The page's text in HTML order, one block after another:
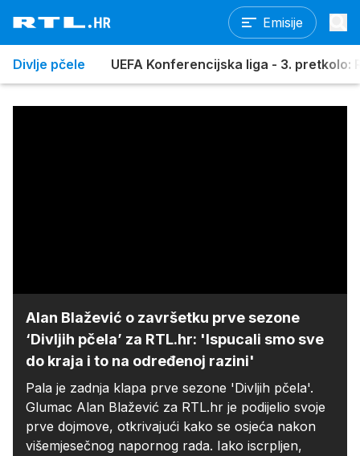
Emisije
Divlje pčele UEFA Konferencijska liga - 3. pretkolo:
Alan Blažević o završetku prve sezone
‘Divljih pčela’ za RTL.hr: 'Ispucali smo sve
do kraja i to na određenoj razini'
Pala je zadnja klapa prve sezone 'Divljih pčela'.
Glumac Alan Blažević za RTL.hr je podijelio svoje
prve dojmove, otkrivajući kako se osjeća nakon
višemjesečnog napornog rada. Iako iscrpljen,